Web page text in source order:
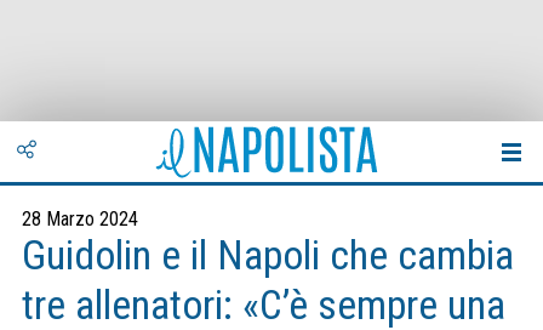
28 Marzo 2024
Guidolin e il Napoli che cambia
tre allenatori: «C’è sempre una